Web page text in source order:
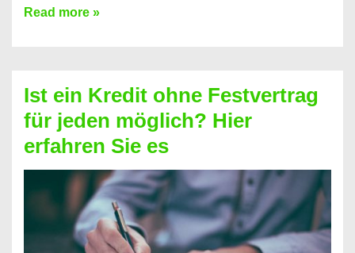
Kreditkarte
Prepaid
ist
nicht
nur
für
Handy
Read more »
Ist ein Kredit ohne Festvertrag
für jeden möglich? Hier
erfahren Sie es